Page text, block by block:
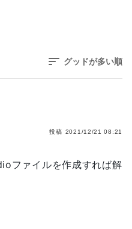
グッドが多い順
ファイルを作成すれば解
投稿 2021/12/21 08:21